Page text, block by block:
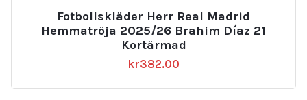
Fotbollskläder Herr Real Madrid
Hemmatröja 2025/26 Brahim Díaz 21
Kortärmad
kr382.00